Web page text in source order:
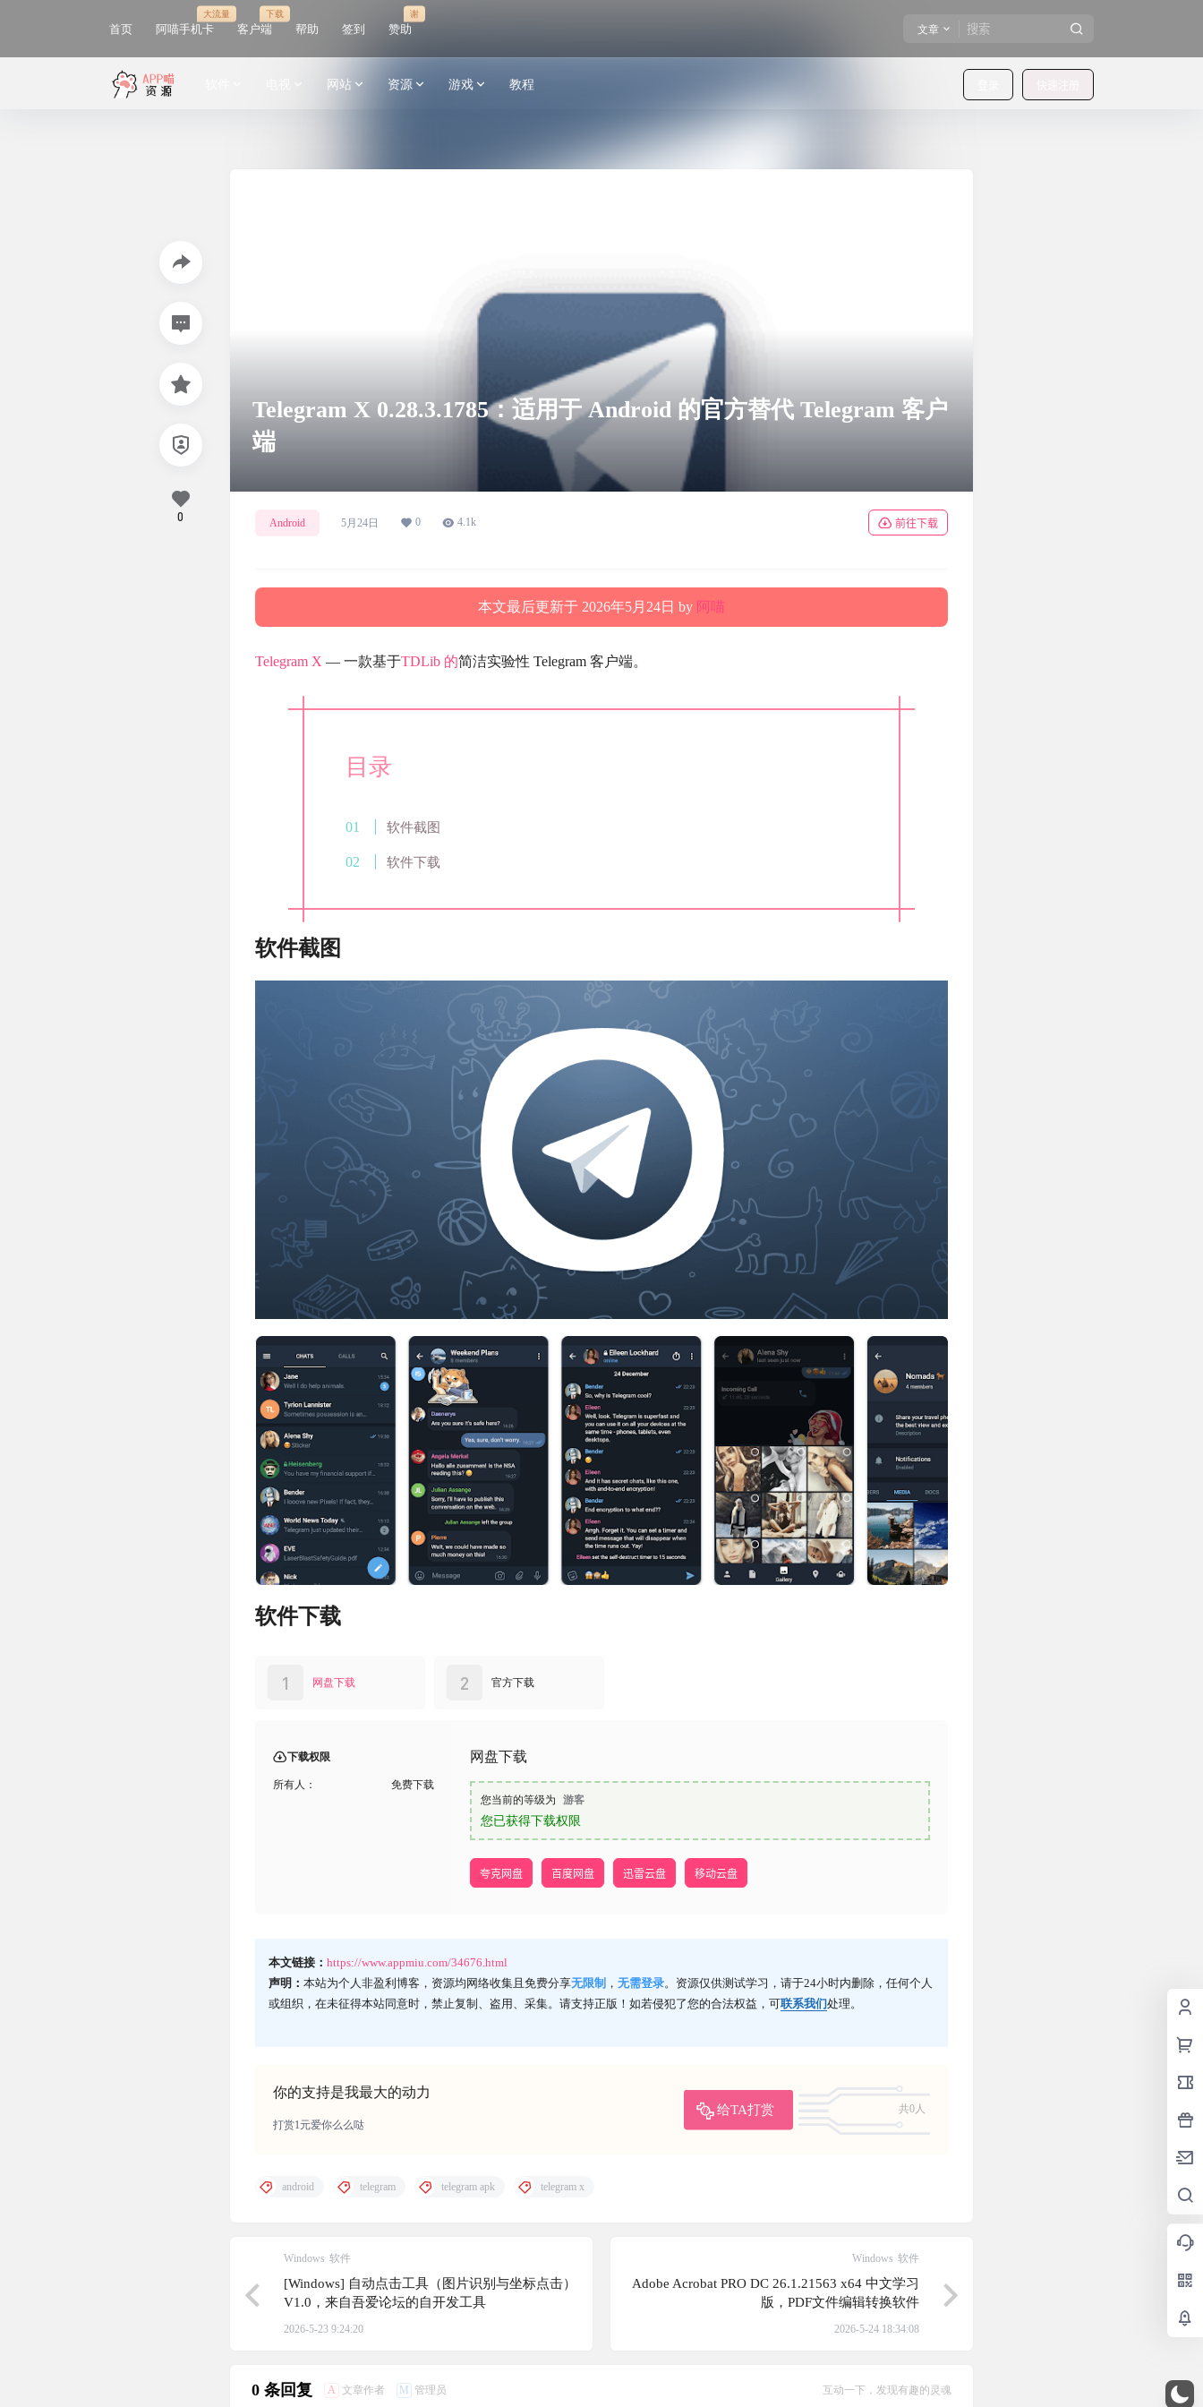
首页 阿喵手机卡
大流量
客户端
下载
帮助 签到 赞助
谢
文章
网站 资源 游戏 教程
Telegram X 0.28.3.1785：适用于 Android 的官方替代 Telegram 客户
端
Android 5月24日 0 4.1k 前往下载
本文最后更新于 2026年5月24日 by 阿喵
Telegram X — 一款基于TDLib 的简洁实验性 Telegram 客户端。
目录
软件截图
软件下载
软件截图
软件下载
网盘下载
1 官方下载
2
下载权限
所有人： 免费下载
网盘下载
您当前的等级为 游客
您已获得下载权限
夸克网盘 百度网盘 迅雷云盘 移动云盘
本文链接： https://www.appmiu.com/34676.html
声明： 本站为个人非盈利博客，资源均网络收集且免费分享无限制 ， 无需登录。资源仅供测试学习，请于24小时内删除，任何个人
或组织，在未征得本站同意时，禁止复制、盗用、采集。请支持正版！如若侵犯了您的合法权益，可联系我们处理。
你的支持是我最大的动力
给TA打赏
共0人
打赏1元爱你么么哒
0
android telegram telegram apk telegram x
Windows 软件
[Windows] 自动点击工具（图片识别与坐标点击）
V1.0，来自吾爱论坛的自开发工具
2026-5-23 9:24:20
Windows 软件
Adobe Acrobat PRO DC 26.1.21563 x64 中文学习
版，PDF文件编辑转换软件
2026-5-24 18:34:08
0 条回复 A 文章作者 M 管理员 互动一下，发现有趣的灵魂